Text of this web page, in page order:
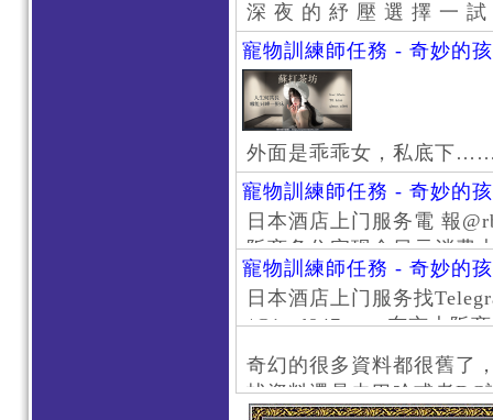
深 夜 的 紓 壓 選 擇 一
寵物訓練師任務 - 奇妙的
外面是乖乖女，私底下
寵物訓練師任務 - 奇妙的
日本酒店上门服务電 報
阪商务住宅现金日元消费
京风俗 #大阪风俗 #东京
上门服务新宿风俗 #梅田
#日本萝莉 #大阪萝莉 #日
寵物訓練師任務 - 奇妙的
日本酒店上门服务找
/@jptd847utpp 东京大阪
京旅游 #大阪旅游 #东京
东京上门服务 #大阪上门
心斋桥风俗 #日本女孩 #
奇幻的很多資料都很舊了
找資料還是去巴哈或者